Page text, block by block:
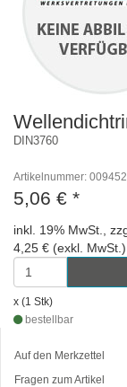
DIN3760
Artikelnummer:
5,06 € *
inkl. 19% MwSt.,
4,25 € (exkl. MwSt.)
x (1 Stk)
bestellbar
Auf den Merkzettel
Fragen zum Artikel